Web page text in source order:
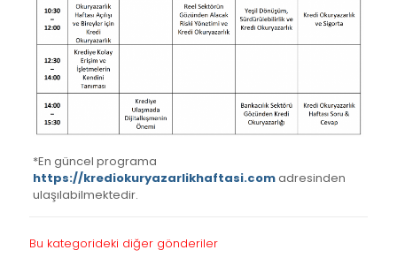
*En güncel programa
https://krediokuryazarlikhaftasi.comadresinden
ulaşılabilmektedir.
Bu kategorideki diğer gönderiler